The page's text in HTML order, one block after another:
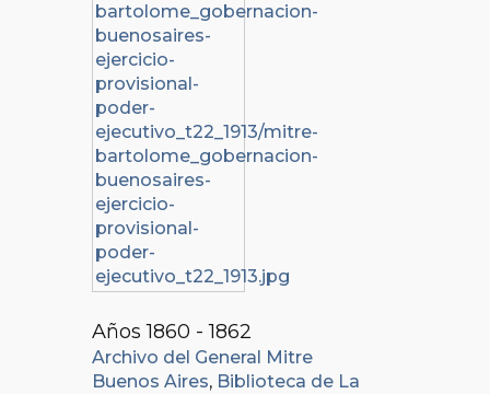
Años 1860 - 1862
Archivo del General Mitre
Buenos Aires, Biblioteca de La